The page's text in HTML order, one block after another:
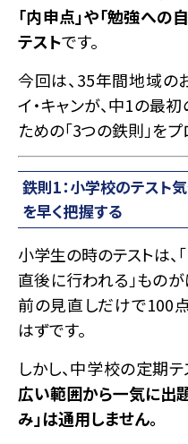
「内申点」や「勉強への
テストです。
今回は、35年間地域の
イ・キャンが、中1の最
ための「3つの鉄則」を
鉄則1：小学校のテスト気
を早く把握する
小学生の時のテストは、
直後に行われる」ものが
前の見直しだけで100
はずです。
しかし、中学校の定期テ
広い範囲から一気に出
み」は通用しません。